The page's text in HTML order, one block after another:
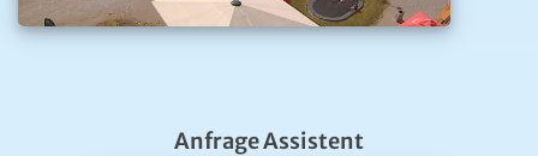
Anfrage Assistent